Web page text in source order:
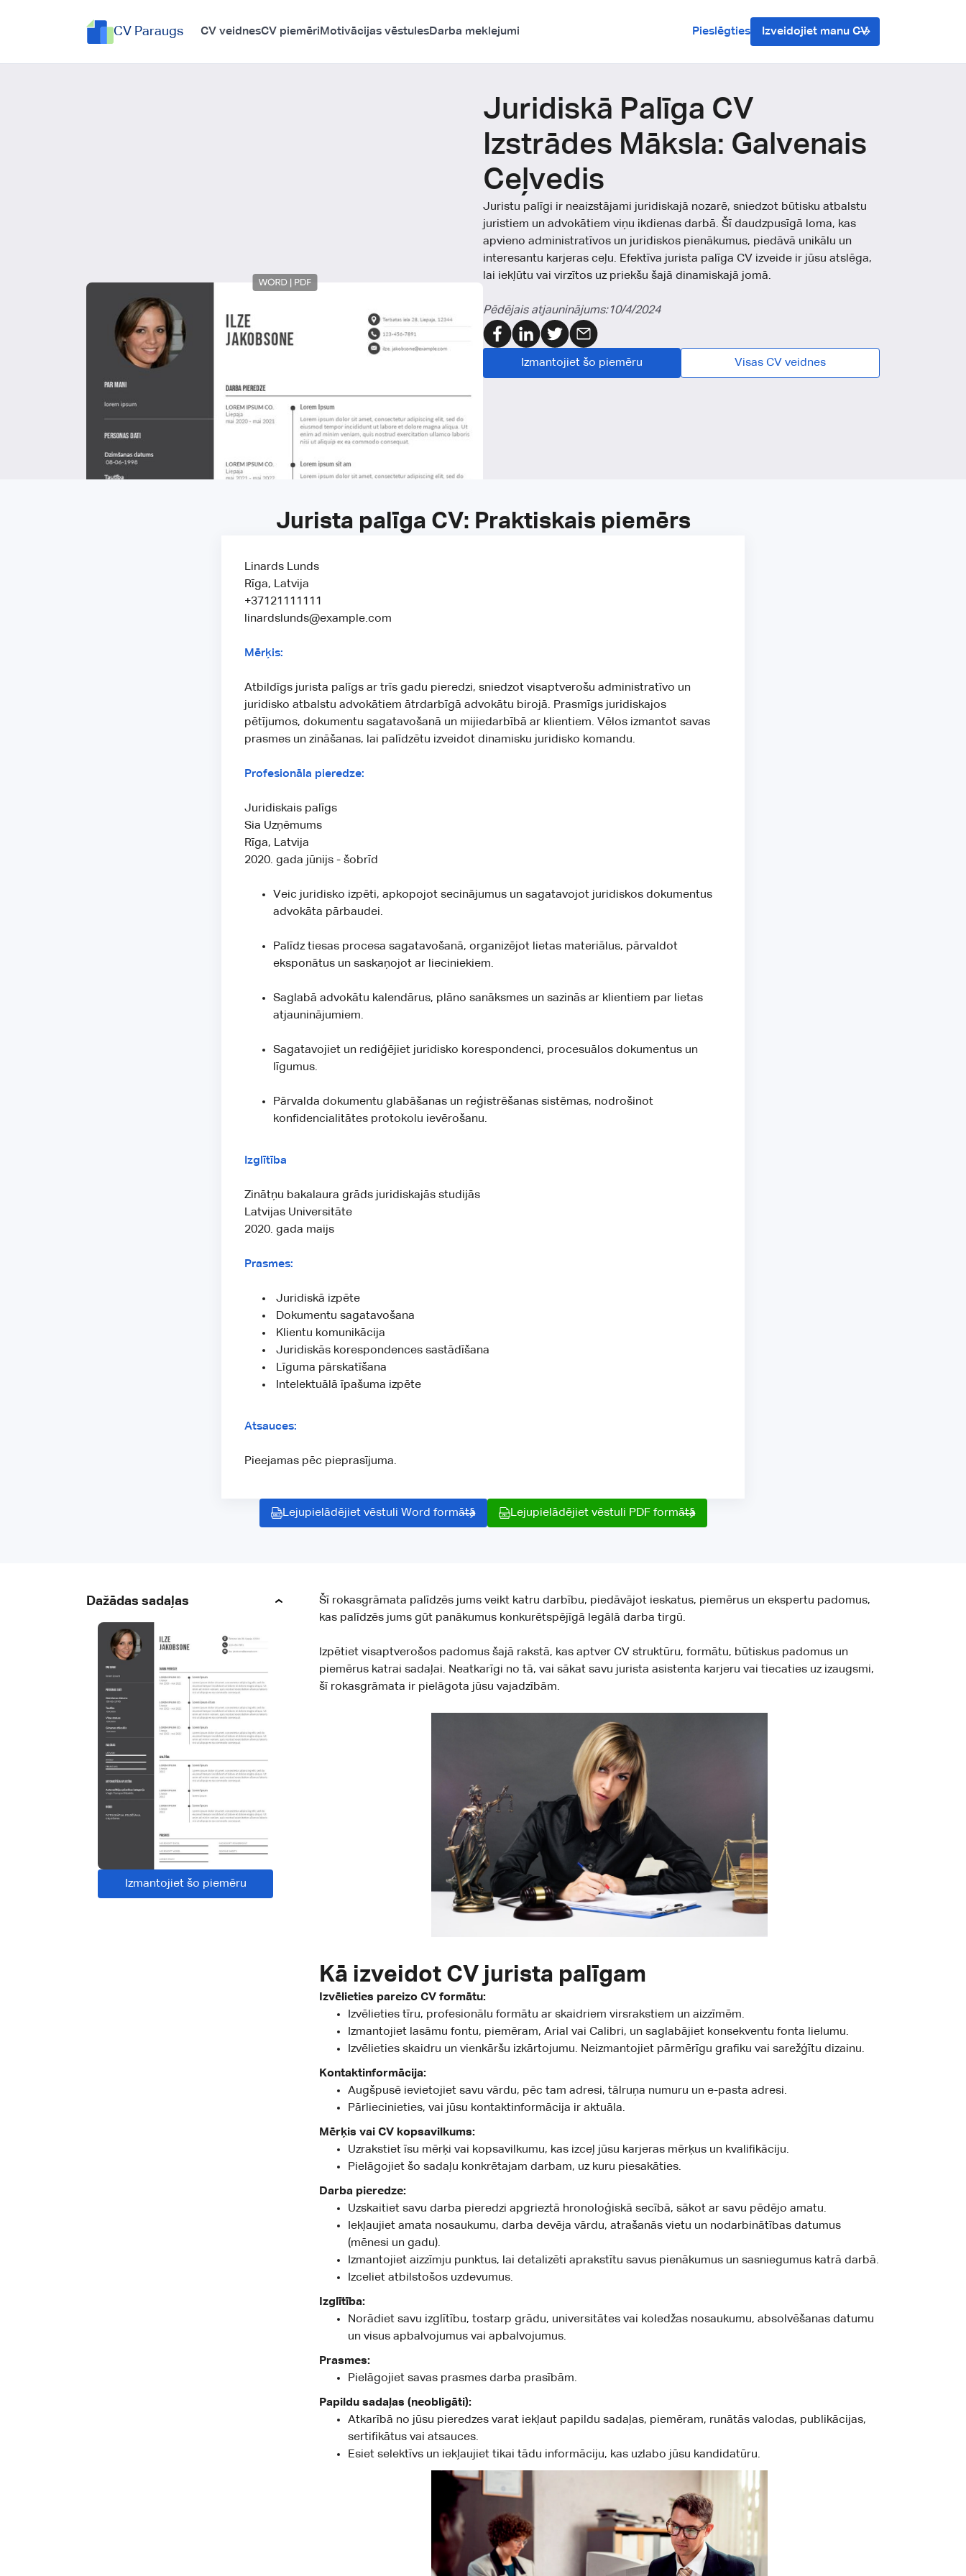
CV Paraugs CV veidnesCV piemēri Motivācijas vēstulesDarba meklejumi Pieslēgties Izveidojiet manu CV
Juridiskā Palīga CV
Izstrādes Māksla: Galvenais
Ceļvedis
Juristu palīgi ir neaizstājami juridiskajā nozarē, sniedzot būtisku atbalstu
juristiem un advokātiem viņu ikdienas darbā. Šī daudzpusīgā loma, kas
apvieno administratīvos un juridiskos pienākumus, piedāvā unikālu un
interesantu karjeras ceļu. Efektīva jurista palīga CV izveide ir jūsu atslēga,
lai iekļūtu vai virzītos uz priekšu šajā dinamiskajā jomā.
Pēdējais atjauninājums:10/4/2024
Izmantojiet šo piemēru Visas CV veidnes
Jurista palīga CV: Praktiskais piemērs
Linards Lunds
Rīga, Latvija
+37121111111
linardslunds@example.com
Mērķis:
Atbildīgs jurista palīgs ar trīs gadu pieredzi, sniedzot visaptverošu administratīvo un
juridisko atbalstu advokātiem ātrdarbīgā advokātu birojā. Prasmīgs juridiskajos
pētījumos, dokumentu sagatavošanā un mijiedarbībā ar klientiem. Vēlos izmantot savas
prasmes un zināšanas, lai palīdzētu izveidot dinamisku juridisko komandu.
Profesionāla pieredze:
Juridiskais palīgs
Sia Uzņēmums
Rīga, Latvija
2020. gada jūnijs - šobrīd
Veic juridisko izpēti, apkopojot secinājumus un sagatavojot juridiskos dokumentus
advokāta pārbaudei.
Palīdz tiesas procesa sagatavošanā, organizējot lietas materiālus, pārvaldot
eksponātus un saskaņojot ar lieciniekiem.
Saglabā advokātu kalendārus, plāno sanāksmes un sazinās ar klientiem par lietas
atjauninājumiem.
Sagatavojiet un rediģējiet juridisko korespondenci, procesuālos dokumentus un
līgumus.
Pārvalda dokumentu glabāšanas un reģistrēšanas sistēmas, nodrošinot
konfidencialitātes protokolu ievērošanu.
Izglītība
Zinātņu bakalaura grāds juridiskajās studijās
Latvijas Universitāte
2020. gada maijs
Prasmes:
Juridiskā izpēte
Dokumentu sagatavošana
Klientu komunikācija
Juridiskās korespondences sastādīšana
Līguma pārskatīšana
Intelektuālā īpašuma izpēte
Atsauces:
Pieejamas pēc pieprasījuma.
Lejupielādējiet vēstuli Word formātā Lejupielādējiet vēstuli PDF formātā
Dažādas sadaļas
Izmantojiet šo piemēru
Šī rokasgrāmata palīdzēs jums veikt katru darbību, piedāvājot ieskatus, piemērus un ekspertu padomus,
kas palīdzēs jums gūt panākumus konkurētspējīgā legālā darba tirgū.
Izpētiet visaptverošos padomus šajā rakstā, kas aptver CV struktūru, formātu, būtiskus padomus un
piemērus katrai sadaļai. Neatkarīgi no tā, vai sākat savu jurista asistenta karjeru vai tiecaties uz izaugsmi,
šī rokasgrāmata ir pielāgota jūsu vajadzībām.
Kā izveidot CV jurista palīgam
Izvēlieties pareizo CV formātu:
Izvēlieties tīru, profesionālu formātu ar skaidriem virsrakstiem un aizzīmēm.
Izmantojiet lasāmu fontu, piemēram, Arial vai Calibri, un saglabājiet konsekventu fonta lielumu.
Izvēlieties skaidru un vienkāršu izkārtojumu. Neizmantojiet pārmērīgu grafiku vai sarežģītu dizainu.
Kontaktinformācija:
Augšpusē ievietojiet savu vārdu, pēc tam adresi, tālruņa numuru un e-pasta adresi.
Pārliecinieties, vai jūsu kontaktinformācija ir aktuāla.
Mērķis vai CV kopsavilkums:
Uzrakstiet īsu mērķi vai kopsavilkumu, kas izceļ jūsu karjeras mērķus un kvalifikāciju.
Pielāgojiet šo sadaļu konkrētajam darbam, uz kuru piesakāties.
Darba pieredze:
Uzskaitiet savu darba pieredzi apgrieztā hronoloģiskā secībā, sākot ar savu pēdējo amatu.
Iekļaujiet amata nosaukumu, darba devēja vārdu, atrašanās vietu un nodarbinātības datumus
(mēnesi un gadu).
Izmantojiet aizzīmju punktus, lai detalizēti aprakstītu savus pienākumus un sasniegumus katrā darbā.
Izceliet atbilstošos uzdevumus.
Izglītība:
Norādiet savu izglītību, tostarp grādu, universitātes vai koledžas nosaukumu, absolvēšanas datumu
un visus apbalvojumus vai apbalvojumus.
Prasmes:
Pielāgojiet savas prasmes darba prasībām.
Papildu sadaļas (neobligāti):
Atkarībā no jūsu pieredzes varat iekļaut papildu sadaļas, piemēram, runātās valodas, publikācijas,
sertifikātus vai atsauces.
Esiet selektīvs un iekļaujiet tikai tādu informāciju, kas uzlabo jūsu kandidatūru.